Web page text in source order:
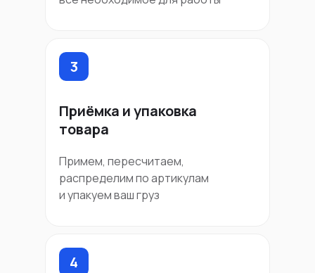
4
Приёмка и упаковка
товара
Примем, пересчитаем,
распределим по артикулам
и упакуем ваш груз
3